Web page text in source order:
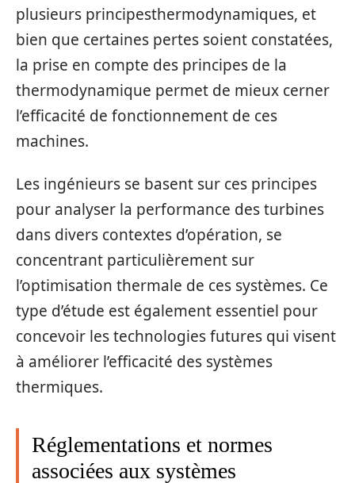
plusieurs principesthermodynamiques, et
bien que certaines pertes soient constatées,
la prise en compte des principes de la
thermodynamique permet de mieux cerner
l’efficacité de fonctionnement de ces
machines.
Les ingénieurs se basent sur ces principes
pour analyser la performance des turbines
dans divers contextes d’opération, se
concentrant particulièrement sur
l’optimisation thermale de ces systèmes. Ce
type d’étude est également essentiel pour
concevoir les technologies futures qui visent
à améliorer l’efficacité des systèmes
thermiques.
Réglementations et normes
associées aux systèmes